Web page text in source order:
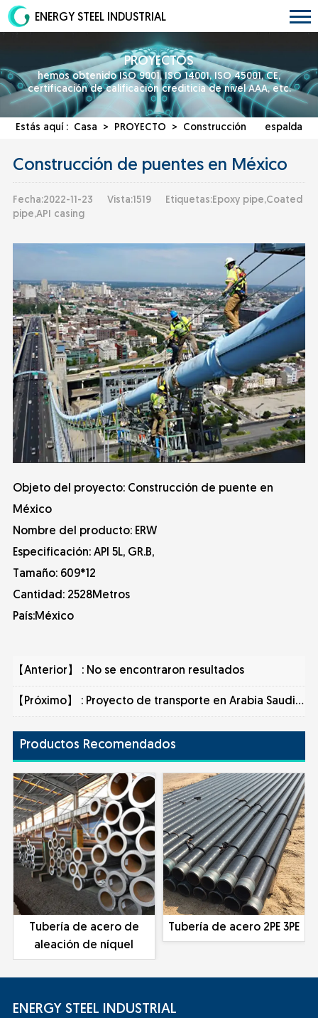
ENERGY STEEL INDUSTRIAL
PROYECTOS
hemos obtenido ISO 9001, ISO 14001, ISO 45001, CE,
certificación de calificación crediticia de nivel AAA, etc.
espalda
Estás aquí : Casa > PROYECTO > Construcción
Construcción de puentes en México
Fecha:2022-11-23 Vista:1519
Etiquetas:Epoxy pipe,Coated
pipe,API casing
Objeto del proyecto: Construcción de puente en
México
Nombre del producto: ERW
Especificación: API 5L, GR.B,
Tamaño: 609*12
Cantidad: 2528Metros
País:México
【Anterior】 : No se encontraron resultados
【Próximo】 : Proyecto de transporte en Arabia Saudita
Productos Recomendados
Tubería de acero de
aleación de níquel
Tubería de acero 2PE 3PE
ENERGY STEEL INDUSTRIAL